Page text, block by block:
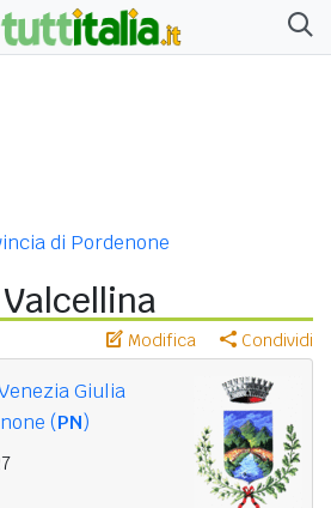
di Pordenone
Modifica Condividi
Giulia
(PN)